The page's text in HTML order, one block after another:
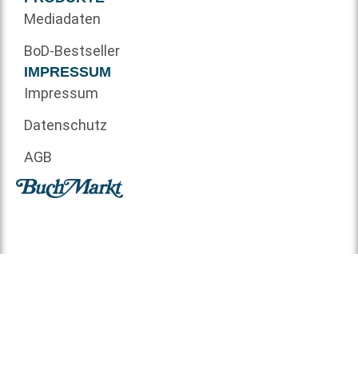
Mediadaten
BoD-Bestseller
IMPRESSUM
Impressum
Datenschutz
AGB